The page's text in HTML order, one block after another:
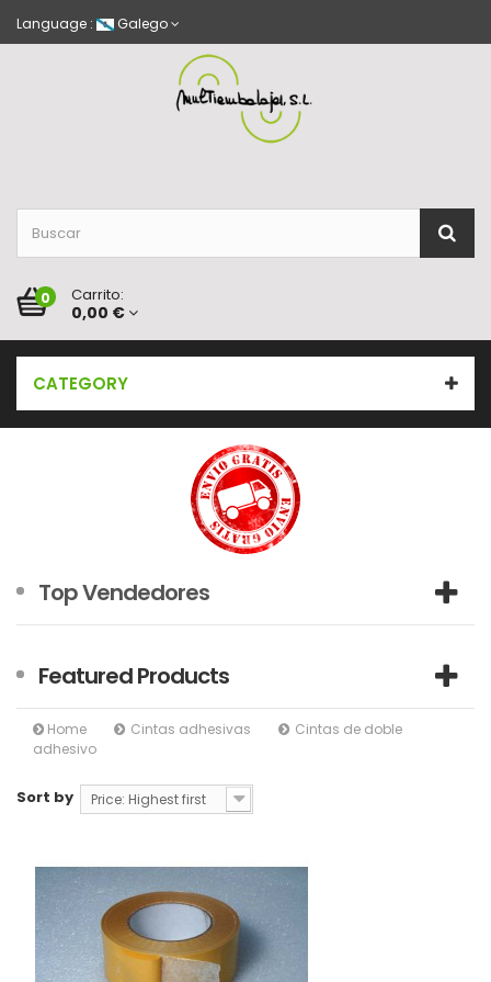
Language : Galego
0 Carrito:
0,00 €
CATEGORY
Top Vendedores
Featured Products
Home Cintas adhesivas
Cintas de doble
adhesivo
Sort by Price: Highest first